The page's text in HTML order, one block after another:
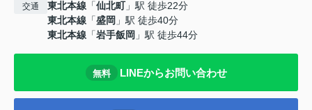
交通 東北本線 「仙北町」駅 徒歩22分
東北本線 「盛岡 」駅 徒歩40分
東北本線 「岩手飯岡 」駅 徒歩44分
無料 LINEからお問い合わせ